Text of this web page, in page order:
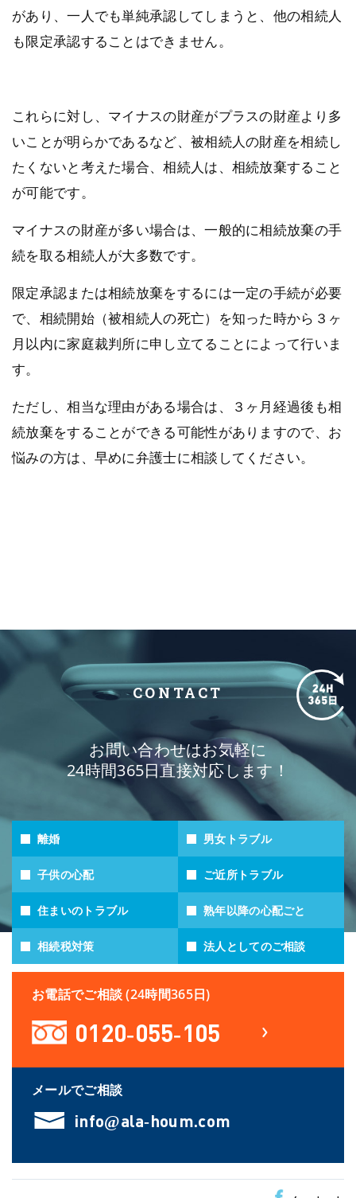
があり、一人でも単純承認してしまうと、他の相続人
も限定承認することはできません。
これらに対し、マイナスの財産がプラスの財産より多
いことが明らかであるなど、被相続人の財産を相続し
たくないと考えた場合、相続人は、相続放棄すること
が可能です。
マイナスの財産が多い場合は、一般的に相続放棄の手
続を取る相続人が大多数です。
限定承認または相続放棄をするには一定の手続が必要
で、相続開始（被相続人の死亡）を知った時から３ヶ
月以内に家庭裁判所に申し立てることによって行いま
す。
ただし、相当な理由がある場合は、３ヶ月経過後も相
続放棄をすることができる可能性がありますので、お
悩みの方は、早めに弁護士に相談してください。
CONTACT
お問い合わせはお気軽に
24時間365日直接対応します！
離婚 男女トラブル
子供の心配 ご近所トラブル
住まいのトラブル 熟年以降の心配ごと
相続税対策 法人としてのご相談
お電話でご相談 (24時間365日)
0120-055-105
メールでご相談
info@ala-houm.com